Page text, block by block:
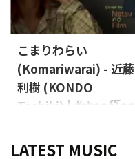
こまりわらい
(Komariwarai) - 近藤
利樹 (KONDO
Toshiki) | คัฟเวอร์โดย
นี่คือซีรีส์เพลงคัฟเวอร์ที่นำเสนอ
LATEST MUSIC